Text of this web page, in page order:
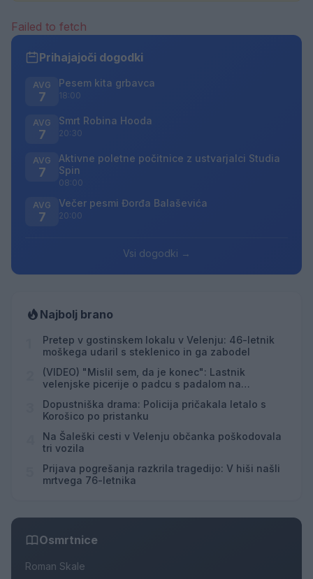
Failed to fetch
Prihajajoči dogodki
AVG
7
Pesem kita grbavca
18:00
AVG
7
Smrt Robina Hooda
20:30
AVG
7
Aktivne poletne počitnice z ustvarjalci Studia
Spin
08:00
AVG
7
Večer pesmi Đorđa Balaševića
20:00
Vsi dogodki →
Najbolj brano
Pretep v gostinskem lokalu v Velenju: 46-letnik
moškega udaril s steklenico in ga zabodel
(VIDEO) "Mislil sem, da je konec": Lastnik
velenjske picerije o padcu s padalom na
Dopustniška drama: Policija pričakala letalo s
Korošico po pristanku
Na Šaleški cesti v Velenju občanka poškodovala
tri vozila
Prijava pogrešanja razkrila tragedijo: V hiši našli
mrtvega 76-letnika
Osmrtnice
Roman Skale